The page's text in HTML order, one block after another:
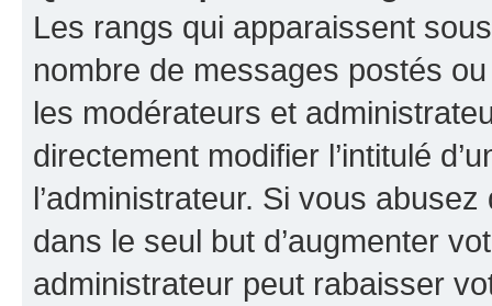
Les rangs qui apparaissent
nombre de messages postés
les modérateurs et
directement modifier l’intitulé
l’administrateur. Si vous
dans le seul but d’augmenter
administrateur peut rabaisser